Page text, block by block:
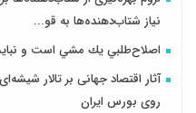
نیاز شتاب‌دهنده‌ها به قو...
اصلاح‌طلبي يك مشي است و
آثار اقتصاد جهانی بر تالار
روی بورس ایران